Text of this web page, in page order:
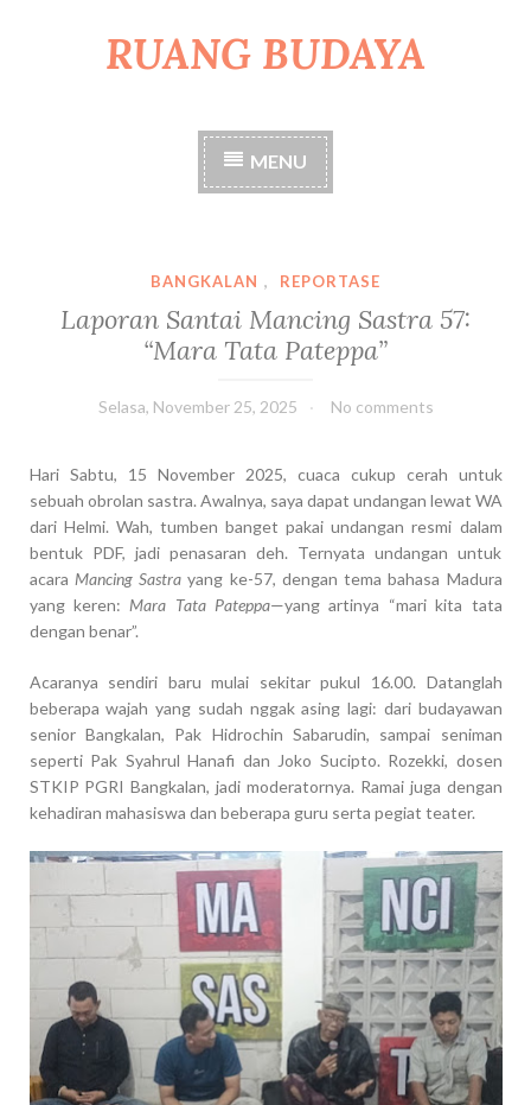
RUANG BUDAYA
MENU
BANGKALAN , REPORTASE
Laporan Santai Mancing Sastra 57:
“Mara Tata Pateppa”
Selasa, November 25, 2025 No comments
Hari Sabtu, 15 November 2025, cuaca cukup cerah untuk
sebuah obrolan sastra. Awalnya, saya dapat undangan lewat WA
dari Helmi. Wah, tumben banget pakai undangan resmi dalam
bentuk PDF, jadi penasaran deh. Ternyata undangan untuk
acara Mancing Sastra yang ke-57, dengan tema bahasa Madura
yang keren: Mara Tata Pateppa—yang artinya “mari kita tata
dengan benar”.
Acaranya sendiri baru mulai sekitar pukul 16.00. Datanglah
beberapa wajah yang sudah nggak asing lagi: dari budayawan
senior Bangkalan, Pak Hidrochin Sabarudin, sampai seniman
seperti Pak Syahrul Hanafi dan Joko Sucipto. Rozekki, dosen
STKIP PGRI Bangkalan, jadi moderatornya. Ramai juga dengan
kehadiran mahasiswa dan beberapa guru serta pegiat teater.